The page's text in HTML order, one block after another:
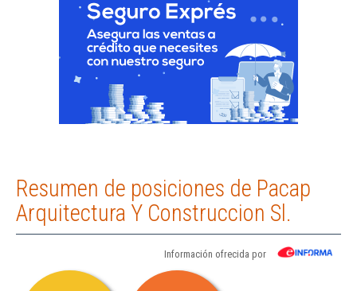
Resumen de posiciones de Pacap
Arquitectura Y Construccion Sl.
Información ofrecida por